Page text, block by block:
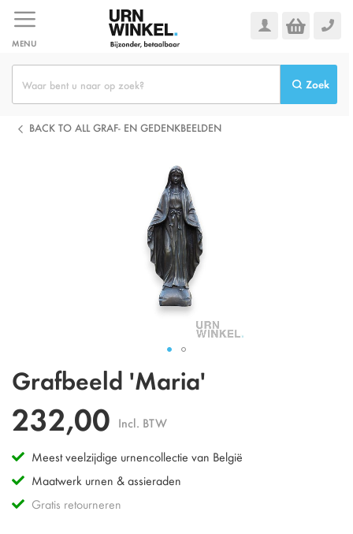
naar
de
inhoud
MENU
Zoek
BACK TO ALL GRAF- EN GEDENKBEELDEN
Omschrijving
Grafbeeld 'Maria'
232,00 Incl. BTW
Meest veelzijdige urnencollectie van België
Maatwerk urnen & assieraden
Gratis retourneren